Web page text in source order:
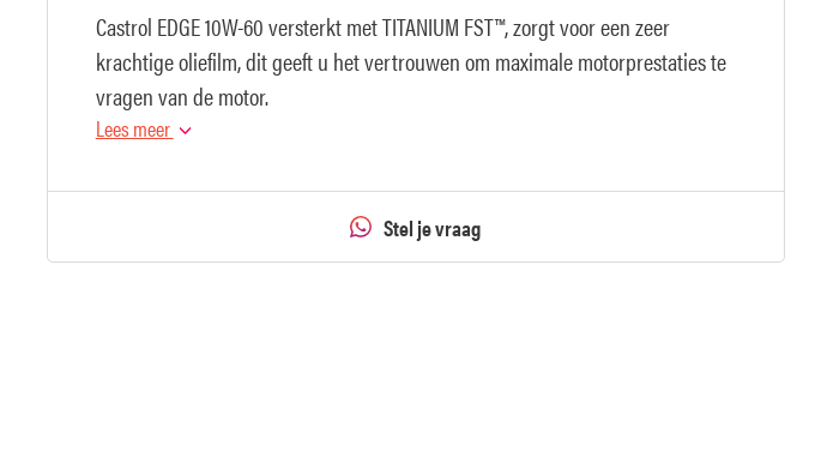
Castrol EDGE 10W-60 versterkt met TITANIUM FST™, zorgt voor een zeer
krachtige oliefilm, dit geeft u het vertrouwen om maximale motorprestaties te
vragen van de motor.
Lees meer
Stel je vraag